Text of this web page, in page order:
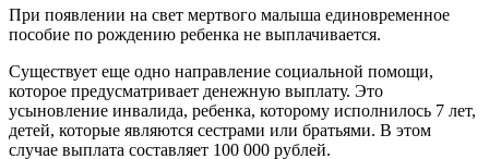
При появлении на свет мертвого малыша единовременное
пособие по рождению ребенка не выплачивается.
Существует еще одно направление социальной помощи,
которое предусматривает денежную выплату. Это
усыновление инвалида, ребенка, которому исполнилось 7 лет,
детей, которые являются сестрами или братьями. В этом
случае выплата составляет 100 000 рублей.